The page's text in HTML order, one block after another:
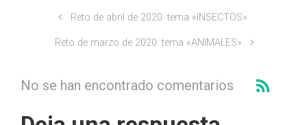
Reto de abril de 2020: tema «INSECTOS»
Reto de marzo de 2020: tema «ANIMALES»
No se han encontrado comentarios